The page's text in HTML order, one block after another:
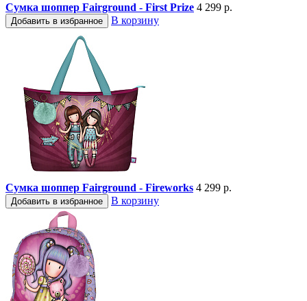
Сумка шоппер Fairground - First Prize 4 299 р.
Добавить в избранное В корзину
Сумка шоппер Fairground - Fireworks 4 299 р.
Добавить в избранное В корзину